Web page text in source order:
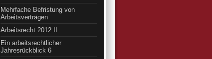
Mehrfache Befristung von
Arbeitsverträgen
Arbeitsrecht 2012 II
Ein arbeitsrechtlicher
Jahresrückblick 6